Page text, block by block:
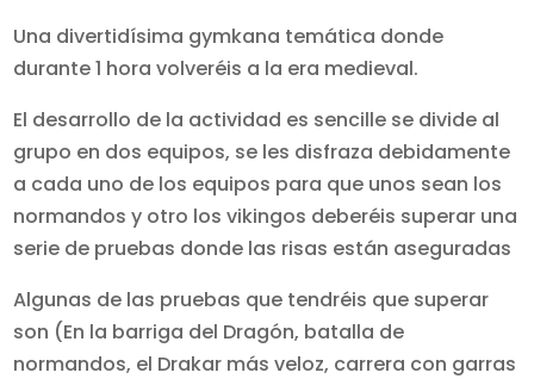
Una divertidísima gymkana temática donde
durante 1 hora volveréis a la era medieval.
El desarrollo de la actividad es sencille se divide al
grupo en dos equipos, se les disfraza debidamente
a cada uno de los equipos para que unos sean los
normandos y otro los vikingos deberéis superar una
serie de pruebas donde las risas están aseguradas
Algunas de las pruebas que tendréis que superar
son (En la barriga del Dragón, batalla de
normandos, el Drakar más veloz, carrera con garras